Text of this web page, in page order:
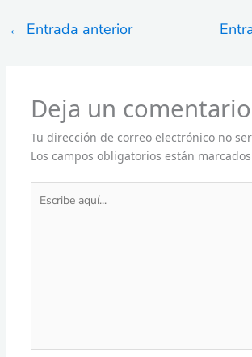
← Entrada anterior
Deja un comentario
Tu dirección de correo electrónico no
Los campos obligatorios están
aquí...